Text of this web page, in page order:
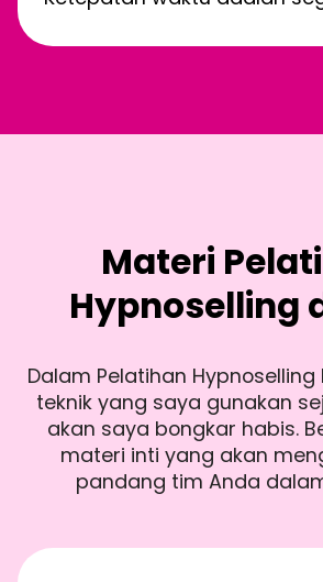
Materi
Hypnoselling
Dalam Pelatihan Hypnoselling
teknik yang saya gunakan
akan saya bongkar habis.
materi inti yang akan
pandang tim Anda